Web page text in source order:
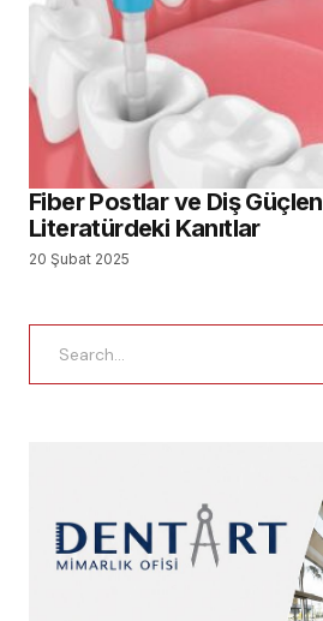
Fiber Postlar ve Diş
Literatürdeki Kanıtlar
20 Şubat 2025